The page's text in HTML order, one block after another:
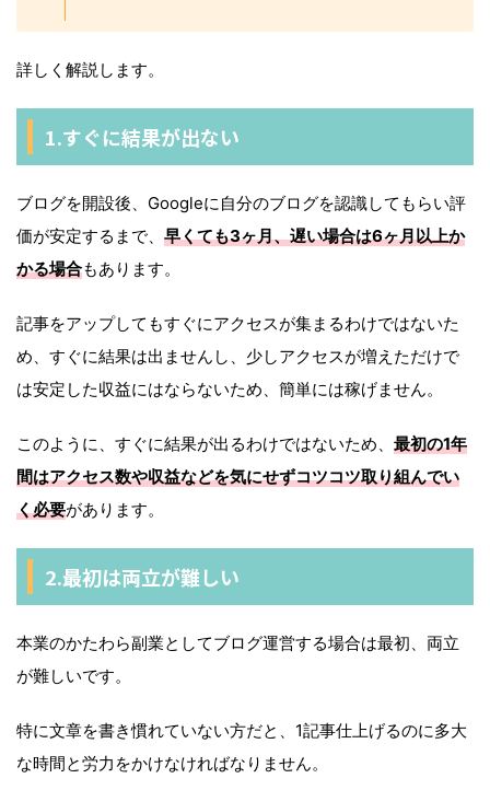
詳しく解説します。
1.すぐに結果が出ない
ブログを開設後、Googleに自分のブログを認識してもらい評
価が安定するまで、 早くても3ヶ月、遅い場合は6ヶ月以上か
かる場合もあります。
記事をアップしてもすぐにアクセスが集まるわけではないた
め、すぐに結果は出ませんし、少しアクセスが増えただけで
は安定した収益にはならないため、簡単には稼げません。
このように、すぐに結果が出るわけではないため、 最初の1年
間はアクセス数や収益などを気にせずコツコツ取り組んでい
く必要があります。
2.最初は両立が難しい
本業のかたわら副業としてブログ運営する場合は最初、両立
が難しいです。
特に文章を書き慣れていない方だと、1記事仕上げるのに多大
な時間と労力をかけなければなりません。